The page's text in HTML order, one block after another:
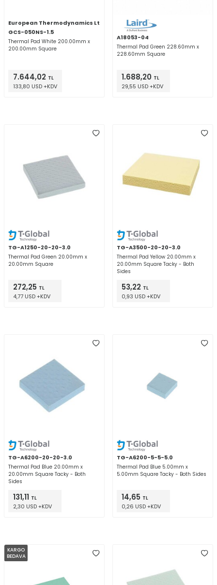
European Thermodynamics Ltd
GCS-050NS-1.5
Thermal Pad White 200.00mm x
200.00mm Square
7.644,02 TL
133,80 USD +KDV
A18053-04
Thermal Pad Green 228.60mm x
228.60mm Square
1.688,20 TL
29,55 USD +KDV
TG-A1250-20-20-3.0
Thermal Pad Green 20.00mm x
20.00mm Square
272,25 TL
4,77 USD +KDV
TG-A3500-20-20-3.0
Thermal Pad Yellow 20.00mm x
20.00mm Square Tacky - Both
Sides
53,22 TL
0,93 USD +KDV
TG-A6200-20-20-3.0
Thermal Pad Blue 20.00mm x
20.00mm Square Tacky - Both
Sides
131,11 TL
2,30 USD +KDV
TG-A6200-5-5-5.0
Thermal Pad Blue 5.00mm x
5.00mm Square Tacky - Both Sides
14,65 TL
0,26 USD +KDV
KARGO
BEDAVA